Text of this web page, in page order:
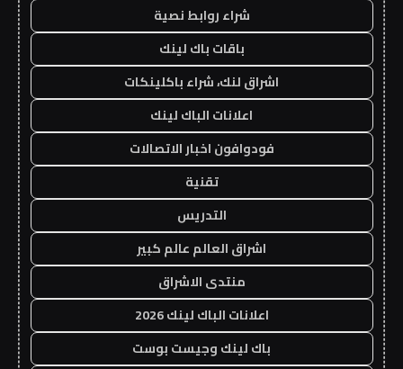
شراء روابط نصية
باقات باك لينك
اشراق لنك، شراء باكلينكات
اعلانات الباك لينك
فودوافون اخبار الاتصالات
تقنية
التدريس
اشراق العالم عالم كبير
منتدى الاشراق
اعلانات الباك لينك 2026
باك لينك وجيست بوست